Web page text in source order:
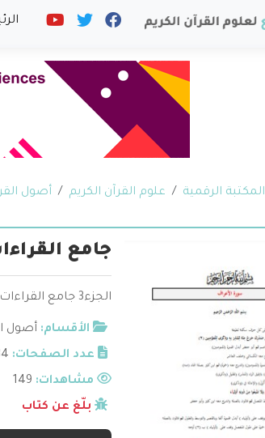
المكتبة الرقمية علوم القرآن الكريم أصول
جامع
الجزء3 جامع القراءات العشر
الأقسام: أصول
عدد الصفحات:
مشاهدات:
بلّغ عن كتاب